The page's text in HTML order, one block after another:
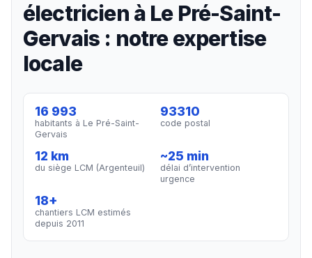
électricien à Le Pré-Saint-
Gervais : notre expertise
locale
16 993
habitants à Le Pré-Saint-
Gervais
93310
code postal
12 km
du siège LCM (Argenteuil)
~25 min
délai d’intervention
urgence
18+
chantiers LCM estimés
depuis 2011